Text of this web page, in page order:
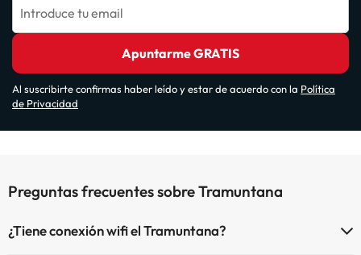
Introduce tu email
Apuntarme GRATIS
Al suscribirte confirmas haber leído y estar de acuerdo con la Política
de Privacidad
Preguntas frecuentes sobre Tramuntana
¿Tiene conexión wifi el Tramuntana?